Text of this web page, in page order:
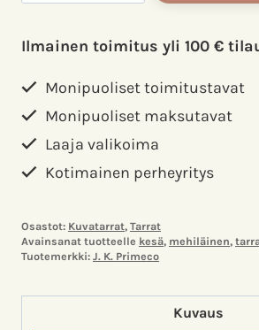
määrä
Ilmainen toimitus yli 100 €
Monipuoliset toimitustavat
Monipuoliset maksutavat
Laaja valikoima
Kotimainen perheyritys
Osastot: Kuvatarrat, Tarrat
Avainsanat tuotteelle kesä, mehiläinen,
Tuotemerkki: J. K. Primeco
Kuvaus